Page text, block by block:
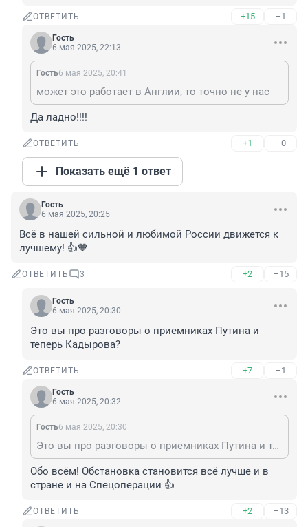
ОТВЕТИТЬ +15 –1
Гость
6 мая 2025, 22:13
Гость6 мая 2025, 20:41
может это работает в Англии, то точно не у нас
Да ладно!!!!
ОТВЕТИТЬ +1 –0
Показать ещё 1 ответ
Гость
6 мая 2025, 20:25
Всё в нашей сильной и любимой России движется к
лучшему! 👍🧡
ОТВЕТИТЬ 3 +2 –15
Гость
6 мая 2025, 20:30
Это вы про разговоры о приемниках Путина и
теперь Кадырова?
ОТВЕТИТЬ +7 –1
Гость
6 мая 2025, 20:32
Гость6 мая 2025, 20:30
Это вы про разговоры о приемниках Путина и теперь Кадырова?
Обо всём! Обстановка становится всё лучше и в
стране и на Спецоперации 👍
ОТВЕТИТЬ +2 –13